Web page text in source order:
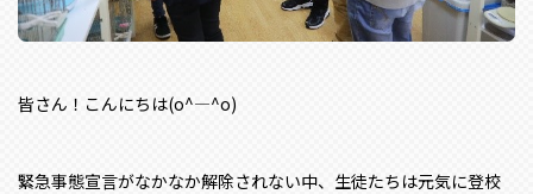
皆さん！こんにちは(o^―^o)
緊急事態宣言がなかなか解除されない中、生徒たちは元気に登校